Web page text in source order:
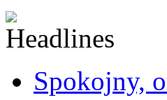
Spokojny,